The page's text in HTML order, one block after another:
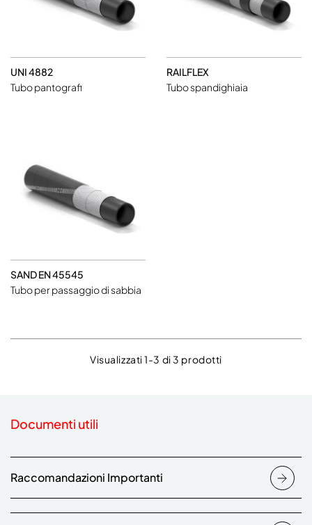
UNI 4882
Tubo pantografi
RAILFLEX
Tubo spandighiaia
SAND EN 45545
Tubo per passaggio di sabbia
Visualizzati 1-3 di 3 prodotti
Documenti utili
Raccomandazioni Importanti